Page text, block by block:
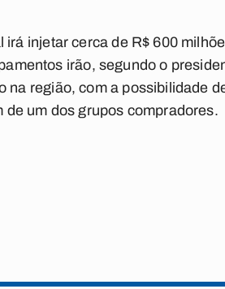
injetar cerca de R$ 600
irão, segundo o
região, com a possibilidade
um dos grupos compradores.